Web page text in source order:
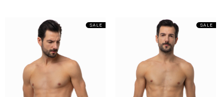
SALE SALE